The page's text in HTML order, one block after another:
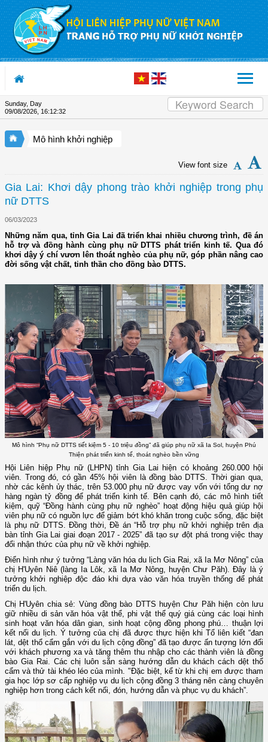
Skip to Content
Sunday, Day
09/08/2026 16:12:33
Mô hình khởi nghiệp
View font size
Gia Lai: Khơi dậy phong trào khởi nghiệp trong phụ
nữ DTTS
06/03/2023
Những năm qua, tỉnh Gia Lai đã triển khai nhiều chương trình, đề án
hỗ trợ và đồng hành cùng phụ nữ DTTS phát triển kinh tế. Qua đó
khơi dậy ý chí vươn lên thoát nghèo của phụ nữ, góp phần nâng cao
đời sống vật chất, tinh thần cho đồng bào DTTS.
Mô hình “Phụ nữ DTTS tiết kiệm 5 - 10 triệu đồng” đã giúp phụ nữ xã Ia Sol, huyện Phú
Thiện phát triển kinh tế, thoát nghèo bền vững
Hội Liên hiệp Phụ nữ (LHPN) tỉnh Gia Lai hiện có khoảng 260.000 hội
viên. Trong đó, có gần 45% hội viên là đồng bào DTTS. Thời gian qua,
nhờ các kênh ủy thác, trên 53.000 phụ nữ được vay vốn với tổng dư nợ
hàng ngàn tỷ đồng để phát triển kinh tế. Bên cạnh đó, các mô hình tiết
kiệm, quỹ “Đồng hành cùng phụ nữ nghèo” hoạt động hiệu quả giúp hội
viên phụ nữ có nguồn lực để giảm bớt khó khăn trong cuộc sống, đặc biệt
là phụ nữ DTTS. Đồng thời, Đề án “Hỗ trợ phụ nữ khởi nghiệp trên địa
bàn tỉnh Gia Lai giai đoạn 2017 - 2025” đã tạo sự đột phá trong việc thay
đổi nhận thức của phụ nữ về khởi nghiệp.
Điển hình như ý tưởng “Làng văn hóa du lịch Gia Rai, xã Ia Mơ Nông” của
chị H'Uyên Niê (làng Ia Lôk, xã Ia Mơ Nông, huyện Chư Păh). Đây là ý
tưởng khởi nghiệp độc đáo khi dựa vào văn hóa truyền thống để phát
triển du lịch.
Chị H'Uyên chia sẻ: Vùng đồng bào DTTS huyện Chư Păh hiện còn lưu
giữ nhiều di sản văn hóa vật thể, phi vật thể quý giá cùng các loại hình
sinh hoạt văn hóa dân gian, sinh hoạt cộng đồng phong phú… thuận lợi
kết nối du lịch. Ý tưởng của chị đã được thực hiện khi Tổ liên kiết “đan
lát, dệt thổ cẩm gắn với du lịch cộng đồng” đã tạo được ấn tượng lớn đối
với khách phương xa và tăng thêm thu nhập cho các thành viên là đồng
bào Gia Rai. Các chị luôn sẵn sàng hướng dẫn du khách cách dệt thổ
cẩm và thử tài khéo léo của mình. "Đặc biệt, kể từ khi chị em được tham
gia học lớp sơ cấp nghiệp vụ du lịch cộng đồng 3 tháng nên càng chuyên
nghiệp hơn trong cách kết nối, đón, hướng dẫn và phục vụ du khách”.